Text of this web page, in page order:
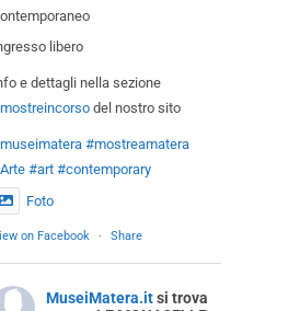
libero
e dettagli nella sezione
del nostro sito
#mostreamatera
#art #contemporary
Foto
on Facebook · Share
MuseiMatera.itsi trova